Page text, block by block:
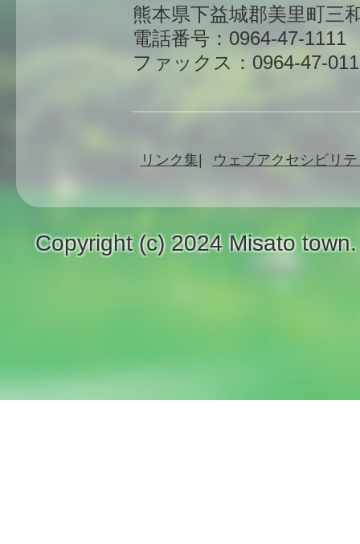
熊本県下益城郡美里町三
電話番号：0964-47-1111
ファックス：0964-47-
リンク集 ウェブアクセシビリ
Copyright (c) 2024 Misato